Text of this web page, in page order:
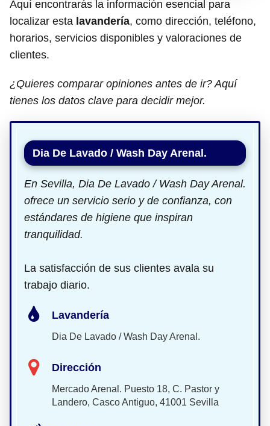
Aquí encontrarás la información esencial para
localizar esta lavandería, como dirección, teléfono,
horarios, servicios disponibles y valoraciones de
clientes.
¿Quieres comparar opiniones antes de ir? Aquí
tienes los datos clave para decidir mejor.
Dia De Lavado / Wash Day Arenal.
En Sevilla, Dia De Lavado / Wash Day Arenal.
ofrece un servicio serio y de confianza, con
estándares de higiene que inspiran
tranquilidad.
La satisfacción de sus clientes avala su
trabajo diario.
Lavandería
Dia De Lavado / Wash Day Arenal.
Dirección
Mercado Arenal. Puesto 18, C. Pastor y
Landero, Casco Antiguo, 41001 Sevilla